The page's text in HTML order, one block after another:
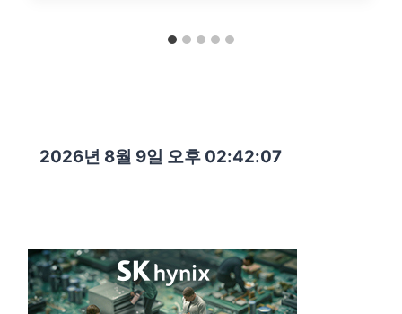
2026년 8월 9일 오후 02:42:09